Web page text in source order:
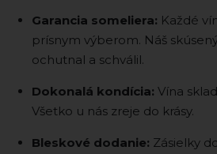
Garancia someliera: Každé
prísnym výberom. Náš
ochutnal a schválil.
Dokonalá kondícia: Vína
Všetko u nás zreje do krásy.
Bleskové dodanie: Zásielky